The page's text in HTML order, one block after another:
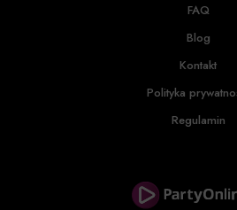
FAQ
Blog
Kontakt
Polityka
Regulamin